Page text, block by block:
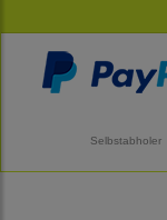
Selbstabholer